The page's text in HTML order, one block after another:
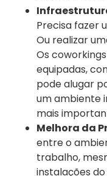
Precisa fazer
Ou realizar
Os
equipadas,
pode alugar
um ambiente
mais
Melhora da
entre o
trabalho,
instalações